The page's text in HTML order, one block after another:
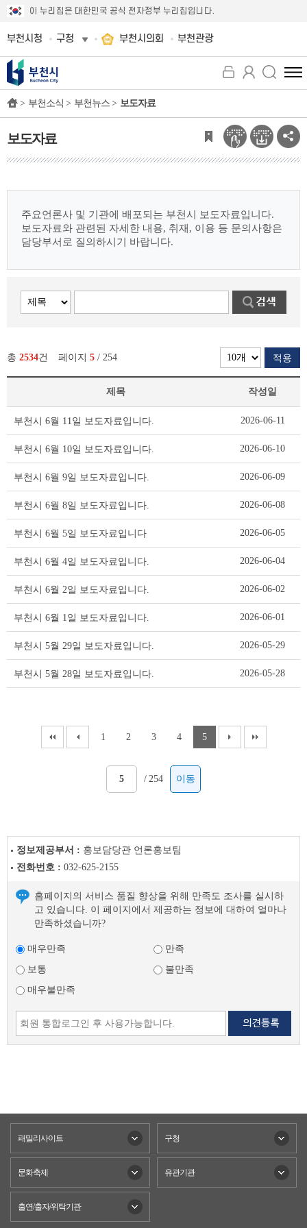
이 누리집은 대한민국 공식 전자정부 누리집입니다.
부천시청 구청 부천시의회 부천관광
전
체
뉴
보
기
> 부천소식 > 부천뉴스 > 보도자료
보도자료
주요언론사 및 기관에 배포되는 부천시 보도자료입니다.
보도자료와 관련된 자세한 내용, 취재, 이용 등 문의사항은
담당부서로 질의하시기 바랍니다.
총 2534건 페이지 5 / 254 적용
테
블
제목 작성일
부천시 6월 11일 보도자료입니다. 2026-06-11
부천시 6월 10일 보도자료입니다. 2026-06-10
부천시 6월 9일 보도자료입니다. 2026-06-09
부천시 6월 8일 보도자료입니다. 2026-06-08
부천시 6월 5일 보도자료입니다 2026-06-05
부천시 6월 4일 보도자료입니다. 2026-06-04
부천시 6월 2일 보도자료입니다. 2026-06-02
부천시 6월 1일 보도자료입니다. 2026-06-01
부천시 5월 29일 보도자료입니다. 2026-05-29
부천시 5월 28일 보도자료입니다. 2026-05-28
1 2 3 4 5
/ 254 이동
정보제공부서 : 홍보담당관 언론홍보팀
전화번호 : 032-625-2155
홈페이지의 서비스 품질 향상을 위해 만족도 조사를 실시하
고 있습니다. 이 페이지에서 제공하는 정보에 대하여 얼마나
만족하셨습니까?
매우만족
만족
보통
불만족
매우불만족
패밀리사이트 구청
문화축제 유관기관
출연/출자/위탁기관